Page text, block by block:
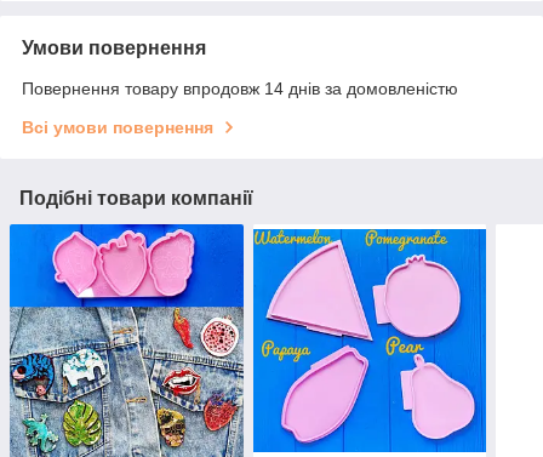
Умови повернення
Повернення товару впродовж 14 днів за домовленістю
Всі умови повернення
Подібні товари компанії